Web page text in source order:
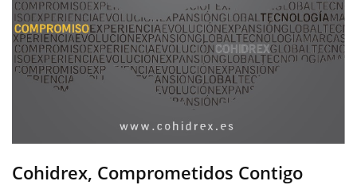
Cohidrex, Comprometidos Contigo